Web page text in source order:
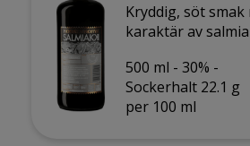
Kryddig, söt smak
karaktär av
500 ml - 30% -
Sockerhalt 22.1 g
per 100 ml